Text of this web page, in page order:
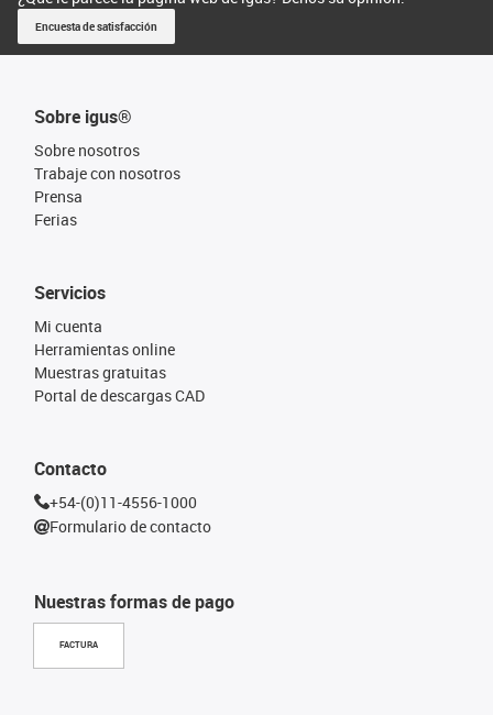
Encuesta de satisfacción
Sobre igus®
Sobre nosotros
Trabaje con nosotros
Prensa
Ferias
Nuestras formas de pago
FACTURA
Servicios
Mi cuenta
Herramientas online
Muestras gratuitas
Portal de descargas CAD
Contacto
+54-(0)11-4556-1000
Formulario de contacto